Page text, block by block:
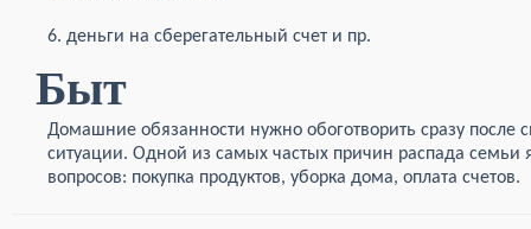
6. деньги на сберегательный счет и пр.
Быт
Домашние обязанности нужно обоготворить сразу
ситуации. Одной из самых частых причин распада семьи
вопросов: покупка продуктов, уборка дома, оплата счетов.